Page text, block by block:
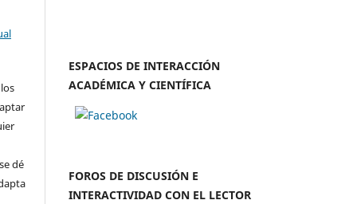
dé
ESPACIOS DE INTERACCIÓN
ACADÉMICA Y CIENTÍFICA
FOROS DE DISCUSIÓN E
INTERACTIVIDAD CON EL LECTOR